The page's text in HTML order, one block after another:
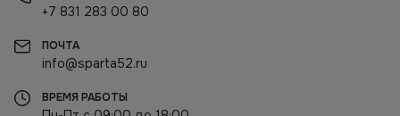
+7 831 283 00 80
ПОЧТА
info@sparta52.ru
ВРЕМЯ РАБОТЫ